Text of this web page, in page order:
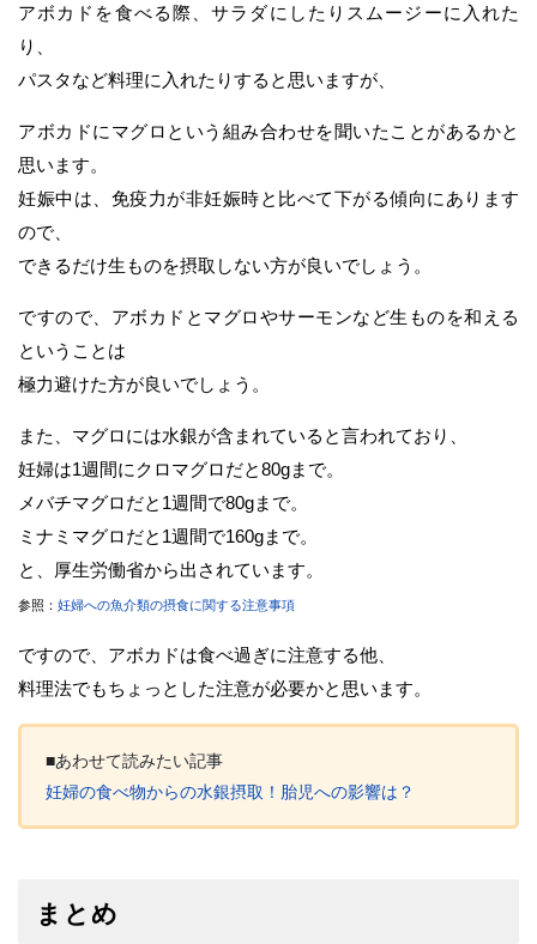
アボカドを食べる際、サラダにしたりスムージーに入れた
り、
パスタなど料理に入れたりすると思いますが、
アボカドにマグロという組み合わせを聞いたことがあるかと
思います。
妊娠中は、免疫力が非妊娠時と比べて下がる傾向にあります
ので、
できるだけ生ものを摂取しない方が良いでしょう。
ですので、アボカドとマグロやサーモンなど生ものを和える
ということは
極力避けた方が良いでしょう。
また、マグロには水銀が含まれていると言われており、
妊婦は1週間にクロマグロだと80gまで。
メバチマグロだと1週間で80gまで。
ミナミマグロだと1週間で160gまで。
と、厚生労働省から出されています。
参照： 妊婦への魚介類の摂食に関する注意事項
ですので、アボカドは食べ過ぎに注意する他、
料理法でもちょっとした注意が必要かと思います。
■あわせて読みたい記事
妊婦の食べ物からの水銀摂取！胎児への影響は？
まとめ